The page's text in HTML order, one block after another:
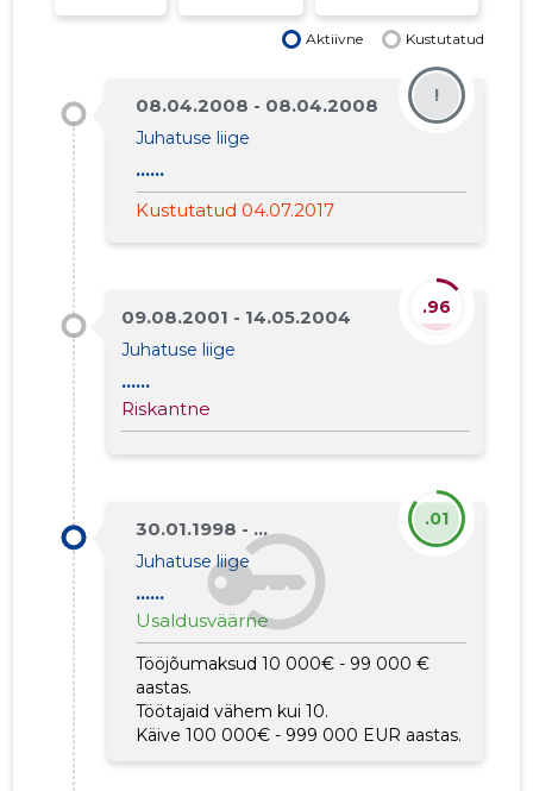
Aktiivne Kustutatud
08.04.2008 - 08.04.2008
Juhatuse liige
......
Kustutatud 04.07.2017
!
09.08.2001 - 14.05.2004
Juhatuse liige
......
Riskantne
.96
30.01.1998 - ...
Juhatuse liige
......
Usaldusväärne
Tööjõumaksud 10 000€ - 99 000 €
aastas.
Töötajaid vähem kui 10.
Käive 100 000€ - 999 000 EUR aastas.
.01